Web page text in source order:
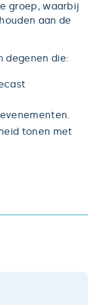
groep, waarbij
aan de
degenen die:
tonen met